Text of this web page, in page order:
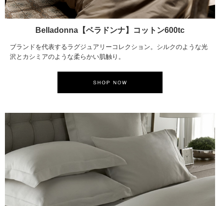
Belladonna【ベラドンナ】コットン600tc
ブランドを代表するラグジュアリーコレクション。シルクのような光
沢とカシミアのような柔らかい肌触り。